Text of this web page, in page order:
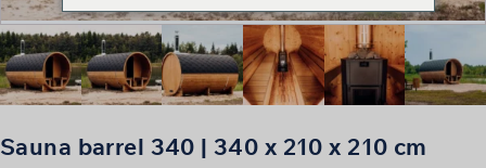
Sauna barrel 340 | 340 x 210 x 210 cm